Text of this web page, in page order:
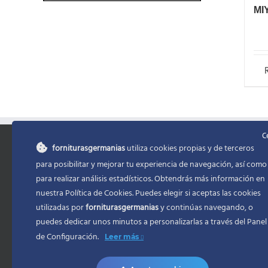
INFORMACIÓN
Política de Privacidad
Condiciones de Contratacion
Accesibilidad
Ayuda accesibilidad
Inicio
Mi cuenta
forniturasgermaniasutiliza cookies propias y de terceros
para posibilitar y mejorar tu experiencia de navegación, así como
para realizar análisis estadísticos. Obtendrás más información en
nuestra Política de Cookies. Puedes elegir si aceptas las cookies
utilizadas porforniturasgermaniasy continúas navegando, o
puedes dedicar unos minutos a personalizarlas a través delPanel
de Configuración.
Leer más